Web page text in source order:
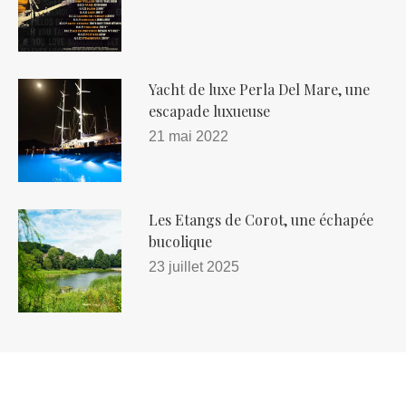
Yacht de luxe Perla Del Mare, une
escapade luxueuse
21 mai 2022
Les Etangs de Corot, une échapée
bucolique
23 juillet 2025